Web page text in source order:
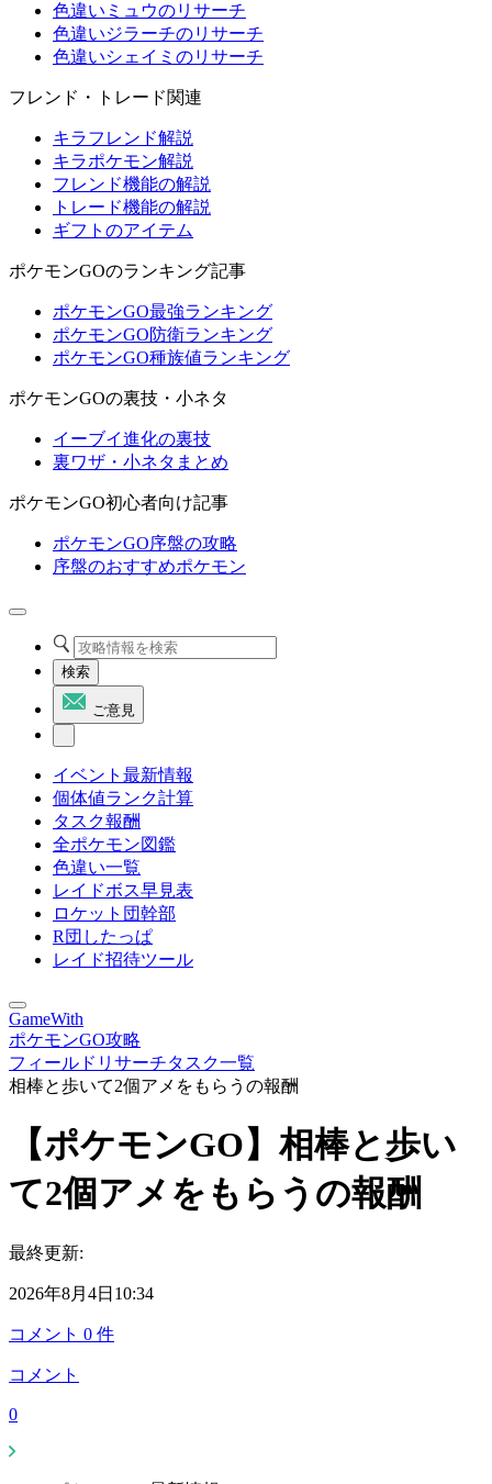
色違いミュウのリサーチ
色違いジラーチのリサーチ
色違いシェイミのリサーチ
フレンド・トレード関連
キラフレンド解説
キラポケモン解説
フレンド機能の解説
トレード機能の解説
ギフトのアイテム
ポケモンGOのランキング記事
ポケモンGO最強ランキング
ポケモンGO防衛ランキング
ポケモンGO種族値ランキング
ポケモンGOの裏技・小ネタ
イーブイ進化の裏技
裏ワザ・小ネタまとめ
ポケモンGO初心者向け記事
ポケモンGO序盤の攻略
序盤のおすすめポケモン
検索
ご意見
イベント最新情報
個体値ランク計算
タスク報酬
全ポケモン図鑑
色違い一覧
レイドボス早見表
ロケット団幹部
R団したっぱ
レイド招待ツール
GameWith
ポケモンGO攻略
フィールドリサーチタスク一覧
相棒と歩いて2個アメをもらうの報酬
【ポケモンGO】相棒と歩い
て2個アメをもらうの報酬
最終更新:
2026年8月4日10:34
コメント 0 件
コメント
0